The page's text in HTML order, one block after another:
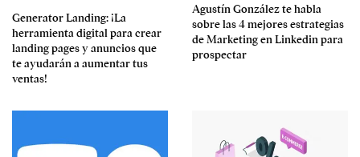
Generator Landing: ¡La
herramienta digital para crear
landing pages y anuncios que
te ayudarán a aumentar tus
ventas!
Agustín González te habla
sobre las 4 mejores estrategias
de Marketing en Linkedin para
prospectar